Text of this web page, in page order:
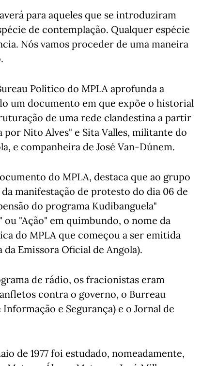
para aqueles que se introduziram
de contemplação. Qualquer espécie
Nós vamos proceder de uma maneira
Político do MPLA aprofunda a
um documento em que expõe o historial
de uma rede clandestina a partir
Nito Alves" e Sita Valles, militante do
e companheira de José Van-Dúnem.
do MPLA, destaca que ao grupo
manifestação de protesto do dia 06 de
do programa Kudibanguela"
ou "Ação" em quimbundo, o nome da
do MPLA que começou a ser emitida
Emissora Oficial de Angola).
de rádio, os fracionistas eram
contra o governo, o Burreau
e Segurança) e o Jornal de
de 1977 foi estudado, nomeadamente,